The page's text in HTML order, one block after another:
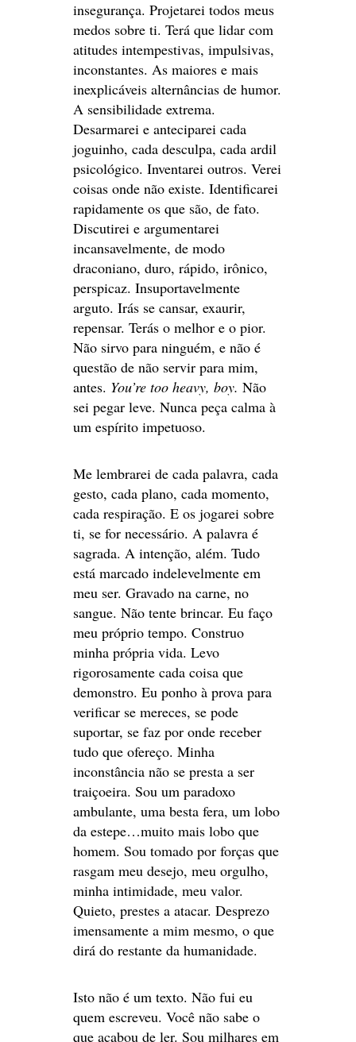
insegurança. Projetarei todos meus
medos sobre ti. Terá que lidar com
atitudes intempestivas, impulsivas,
inconstantes. As maiores e mais
inexplicáveis alternâncias de humor.
A sensibilidade extrema.
Desarmarei e anteciparei cada
joguinho, cada desculpa, cada ardil
psicológico. Inventarei outros. Verei
coisas onde não existe. Identificarei
rapidamente os que são, de fato.
Discutirei e argumentarei
incansavelmente, de modo
draconiano, duro, rápido, irônico,
perspicaz. Insuportavelmente
arguto. Irás se cansar, exaurir,
repensar. Terás o melhor e o pior.
Não sirvo para ninguém, e não é
questão de não servir para mim,
antes. You’re too heavy, boy. Não
sei pegar leve. Nunca peça calma à
um espírito impetuoso.
Me lembrarei de cada palavra, cada
gesto, cada plano, cada momento,
cada respiração. E os jogarei sobre
ti, se for necessário. A palavra é
sagrada. A intenção, além. Tudo
está marcado indelevelmente em
meu ser. Gravado na carne, no
sangue. Não tente brincar. Eu faço
meu próprio tempo. Construo
minha própria vida. Levo
rigorosamente cada coisa que
demonstro. Eu ponho à prova para
verificar se mereces, se pode
suportar, se faz por onde receber
tudo que ofereço. Minha
inconstância não se presta a ser
traiçoeira. Sou um paradoxo
ambulante, uma besta fera, um lobo
da estepe…muito mais lobo que
homem. Sou tomado por forças que
rasgam meu desejo, meu orgulho,
minha intimidade, meu valor.
Quieto, prestes a atacar. Desprezo
imensamente a mim mesmo, o que
dirá do restante da humanidade.
Isto não é um texto. Não fui eu
quem escreveu. Você não sabe o
que acabou de ler. Sou milhares em